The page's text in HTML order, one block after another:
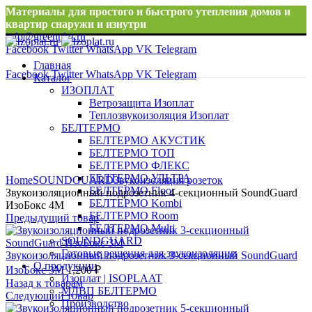
Материалы для простого и быстрого утепления домов и
квартир снаружи и изнутри
info@greenplat.ru
Facebook Twitter WhatsApp VK Telegram
8 996 533 10 46
Facebook Twitter WhatsApp VK Telegram
Главная
Каталог
ИЗОПЛАТ
Ветрозащита Изоплат
Теплозвукоизоляция Изоплат
БЕЛТЕРМО
БЕЛТЕРМО АКУСТИК
БЕЛТЕРМО ТОП
БЕЛТЕРМО ФЛЕКС
БЕЛТЕРМО УЛЬТРА
БЕЛТЕРМО Floor
БЕЛТЕРМО Kombi
БЕЛТЕРМО Room
БЕЛТЕРМО Multi
SOUNDGUARD
Готовые решения для звукоизоляции
О продукции
Изоплат | ISOPLAAT
МДВП БЕЛТЕРМО
Производство
Нажмите, чтобы увеличить
HomeSOUNDGUARDЗвукоизоляция розеток
Звукоизоляционный подрозетник 4-секционный SoundGuard
ИзоБокс 4М
Предыдущий товар
Звукоизоляционный подрозетник 3-секционный SoundGuard
ИзоБокс 3М1,200₽
Назад к товарам
Следующий товар